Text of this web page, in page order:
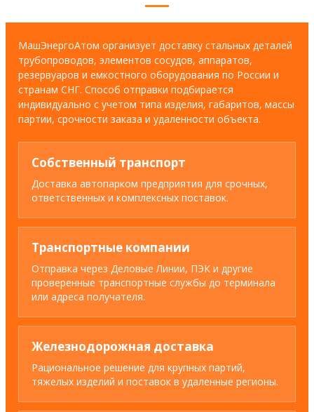
МашЭнергоАтом организует доставку стальных деталей
трубопроводов, элементов сосудов, аппаратов,
резервуаров и емкостного оборудования по России и
странам СНГ. Способ отправки подбирается
индивидуально с учетом типа изделия, габаритов, массы
партии, срочности заказа и удаленности объекта.
Собственный транспорт
Доставка автопарком предприятия для срочных,
ответственных и комплексных поставок.
Транспортные компании
Отправка через Деловые Линии, ПЭК и другие
проверенные транспортные службы до терминала
или адреса получателя.
Железнодорожная доставка
Рациональное решение для крупных партий,
тяжелых изделий и поставок в удаленные регионы.